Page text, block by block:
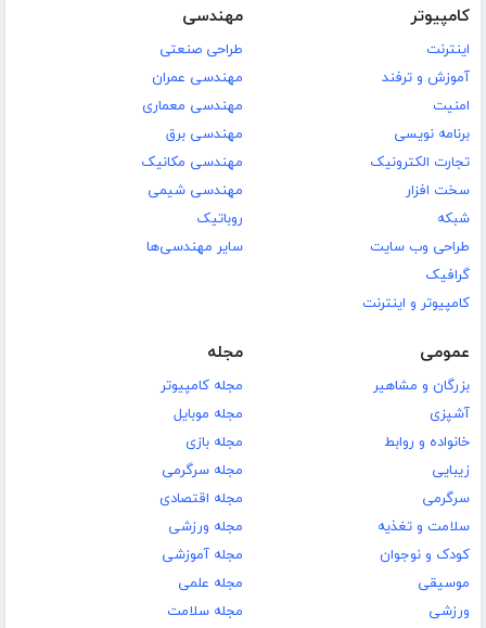
کامپیوتر
اینترنت
آموزش و ترفند
امنیت
برنامه نویسی
تجارت الکترونیک
سخت افزار
شبکه
طراحی وب سایت
گرافیک
کامپیوتر و اینترنت
مهندسی
طراحی صنعتی
مهندسی عمران
مهندسی معماری
مهندسی برق
مهندسی مکانیک
مهندسی شیمی
روباتیک
سایر مهندسی‌ها
عمومی
بزرگان و مشاهیر
آشپزی
خانواده و روابط
زیبایی
سرگرمی
سلامت و تغذیه
کودک و نوجوان
موسیقی
ورزشی
مجله
مجله کامپیوتر
مجله موبایل
مجله بازی
مجله سرگرمی
مجله اقتصادی
مجله ورزشی
مجله آموزشی
مجله علمی
مجله سلامت